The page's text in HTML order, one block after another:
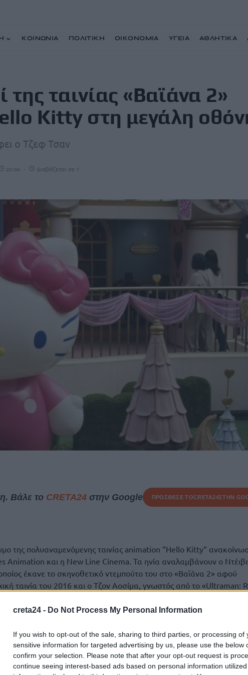
creta24 - Do Not Process My Personal Information
If you wish to opt-out of the sale, sharing to third parties, or processing of
sensitive information for targeted advertising by us, please use the below
confirm your selection. Please note that after your opt-out request is
continue seeing interest-based ads based on personal information
ΚΟΙΝΩΝΙΑ ΠΟΛΙΤΙΚΗ ΟΙΚΟΝΟΜΙΑ ΥΓΕΙΑ ΑΘΛΗΤΙΚΑ
της ταινίας «Βαϊάνα 2»
Kitty στη μεγάλη
ο Τζεφ Τσαν
20:06 Διαβάζεται σε 1'
Βάλε το CRETA24στην Google ΠΡΟΣΘΕΣΕ ΤΟCRETA24ΣΤΗΝ
της πολυαναμενόμενης ταινίας animation “Hello Kitty“
Animation και η New Line Cinema. Τα ηνία αναλαμβάνουν ο
έκανε το σκηνοθετικό ντεμπούτο του στο «Βαϊάνα 2» αφού
ταινία του 2016 και ο Τζον Αοσίμα, γνωστός από το «Ultraman:
η παραγωγή φέρει την υπογραφή του Μπο Φλιν για λογαριασμό
με τη Σέλμπι Τόμας στην επίβλεψη. Επίσης, εντάχθηκε στην
πρόεδρος της Paramount Animation, Ράμσεϊ Νάιτο.
ο Τζεφ Τσαν, βασισμένος σε προηγούμενα προσχέδια τα